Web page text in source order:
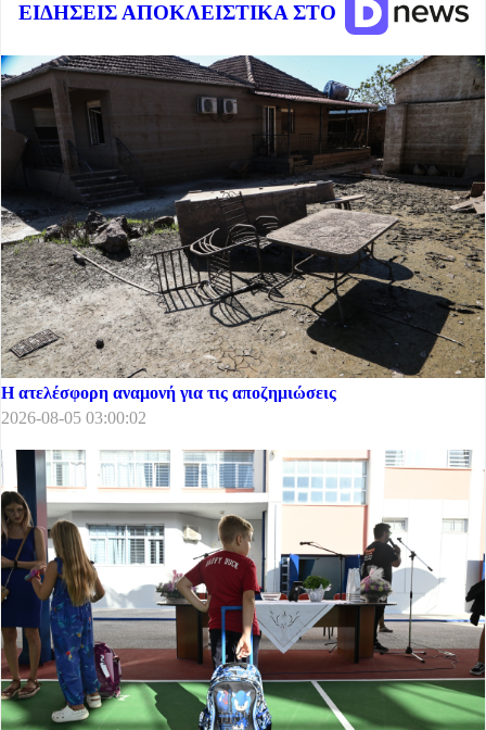
ΕΙΔΗΣΕΙΣ ΑΠΟΚΛΕΙΣΤΙΚΑ ΣΤΟ
Η ατελέσφορη αναμονή για τις αποζημιώσεις
2026-08-05 03:00:02